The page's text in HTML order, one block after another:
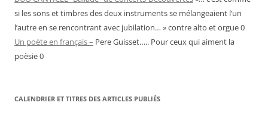
si les sons et timbres des deux instruments se mélangeaient l’un
l’autre en se rencontrant avec jubilation… » contre alto et orgue 0
Un poète en français – Pere Guisset….. Pour ceux qui aiment la
poèsie 0
CALENDRIER ET TITRES DES ARTICLES PUBLIÉS